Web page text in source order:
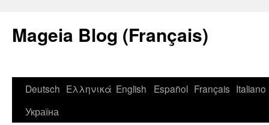
Mageia Blog (Français)
Deutsch Ελληνικά English Español Français Italiano
Україна